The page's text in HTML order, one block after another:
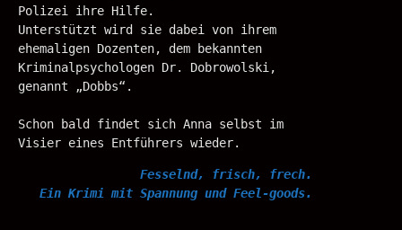
Polizei ihre Hilfe.
Unterstützt wird sie dabei von ihrem
ehemaligen Dozenten, dem bekannten
Kriminalpsychologen Dr. Dobrowolski,
genannt „Dobbs“.
Schon bald findet sich Anna selbst im
Visier eines Entführers wieder.
Fesselnd, frisch, frech.
Ein Krimi mit Spannung und Feel-goods.